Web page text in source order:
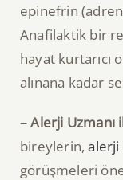
epinefrin
Anafilaktik bir
hayat kurtarıcı
alınana kadar
– Alerji Uzmanı
bireylerin,alerji
görüşmeleri